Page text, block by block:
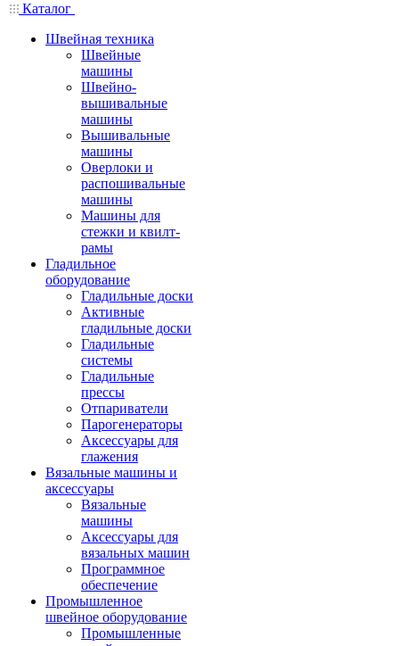
Каталог
Швейная техника
Швейные
машины
Швейно-
вышивальные
машины
Вышивальные
машины
Оверлоки и
распошивальные
машины
Машины для
стежки и квилт-
рамы
Гладильное
оборудование
Гладильные доски
Активные
гладильные доски
Гладильные
системы
Гладильные
прессы
Отпариватели
Парогенераторы
Аксессуары для
глажения
Вязальные машины и
аксессуары
Вязальные
машины
Аксессуары для
вязальных машин
Программное
обеспечение
Промышленное
швейное оборудование
Промышленные